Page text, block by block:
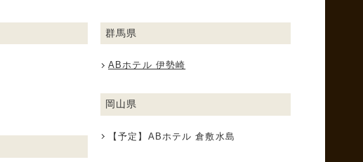
群馬県
ABホテル 伊勢崎
岡山県
【予定】ABホテル 倉敷水島